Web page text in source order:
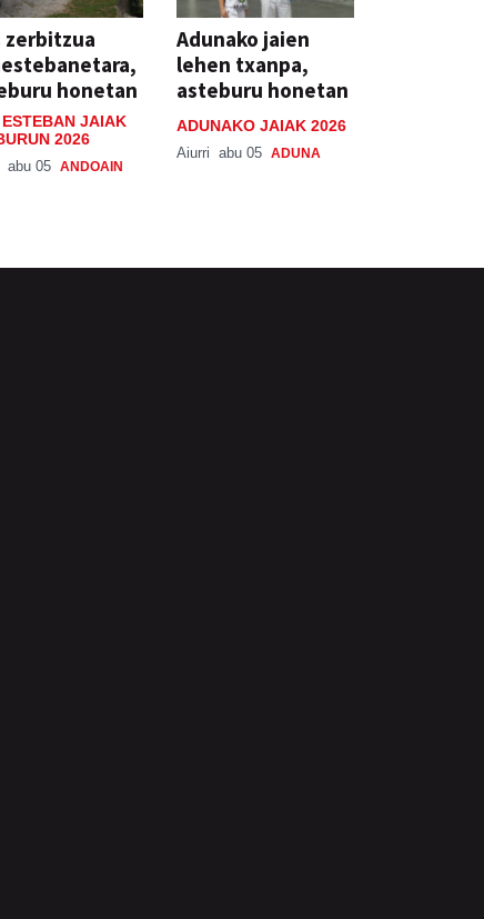
zerbitzua
honetan
JAIAK
2026
abu 05 ANDOAIN
Adunako jaien
lehen txanpa,
asteburu honetan
ADUNAKO JAIAK 2026
Aiurri abu 05 ADUNA